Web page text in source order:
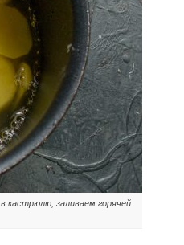
заливаем горячей